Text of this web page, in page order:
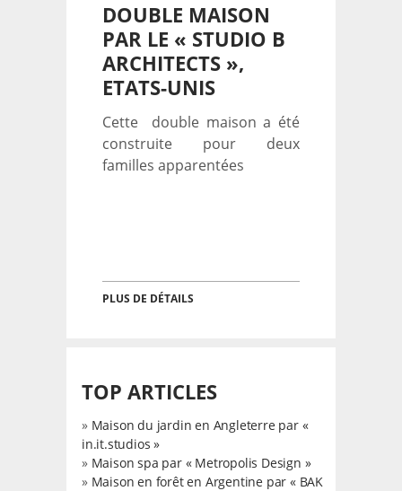
DOUBLE MAISON
PAR LE « STUDIO B
ARCHITECTS »,
ETATS-UNIS
Cette double maison a été
construite pour deux
familles apparentées
PLUS DE DÉTAILS
TOP ARTICLES
» Maison du jardin en Angleterre par «
in.it.studios »
» Maison spa par « Metropolis Design »
» Maison en forêt en Argentine par « BAK